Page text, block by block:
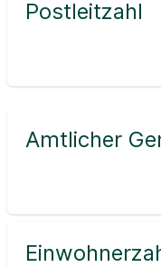
Postleitzahl
Amtlicher